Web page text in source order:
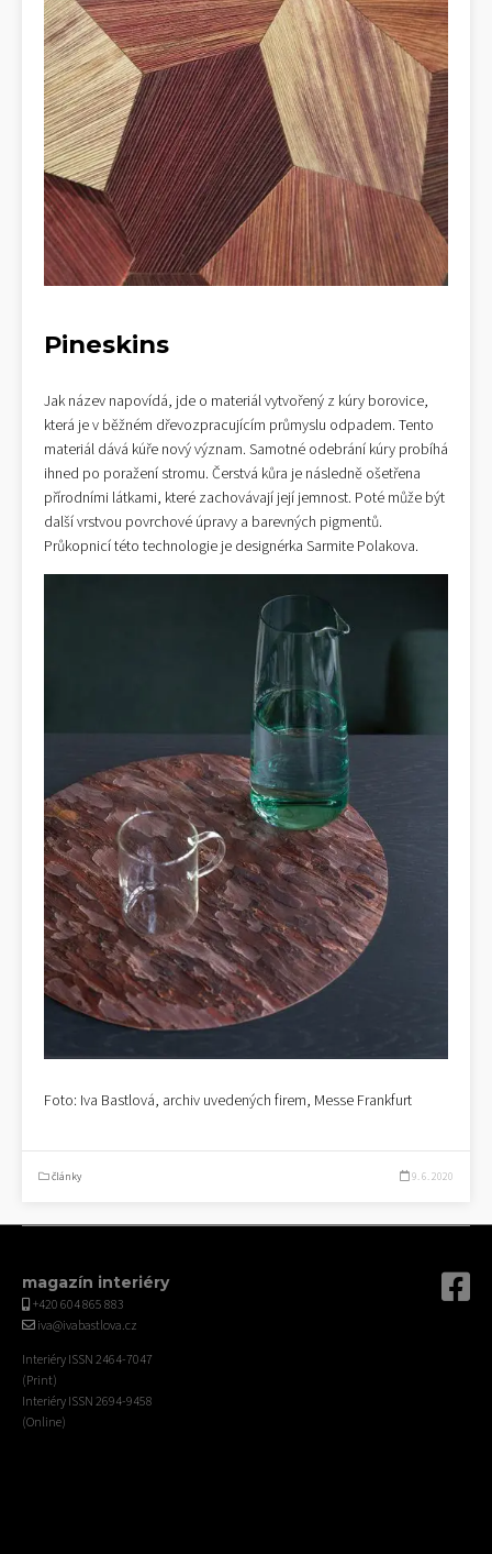
Pineskins
Jak název napovídá, jde o materiál vytvořený z kúry borovice,
která je v běžném dřevozpracujícím průmyslu odpadem. Tento
materiál dává kúře nový význam. Samotné odebrání kúry probíhá
ihned po poražení stromu. Čerstvá kůra je následně ošetřena
přírodními látkami, které zachovávají její jemnost. Poté může být
další vrstvou povrchové úpravy a barevných pigmentů.
Průkopnicí této technologie je designérka Sarmite Polakova.
Foto: Iva Bastlová, archiv uvedených firem, Messe Frankfurt
články 9. 6. 2020
magazín interiéry
+420 604 865 883
iva@ivabastlova.cz
Interiéry ISSN 2464-7047
(Print)
Interiéry ISSN 2694-9458
(Online)